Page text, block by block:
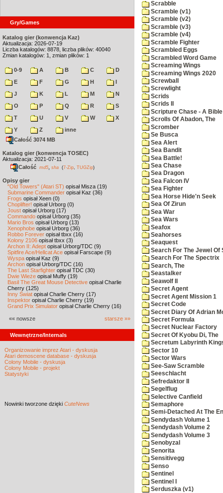
Gry/Games
Katalog gier (konwencja Kaz)
Aktualizacja: 2026-07-19
Liczba katalogów: 8878, liczba plików: 40040
Zmian katalogów: 1, zmian plików: 1
0-9 A B C
D
E
F G H
I
J
K L M
N
O
P Q R
S
T
U V W
X
Y
Z
inne
Całość 3074 MB
Katalog gier (konwencja TOSEC)
Aktualizacja: 2021-07-11
Całość md5 sha (7-Zip TUGZip)
Opisy gier
"Old Towers" (Atari ST) opisał Misza (19)
Submarine Commander opisał Kaz (36)
Frogs opisał Xeen (0)
Choplifter! opisał Urborg (0)
Joust opisał Urborg (17)
Commando opisał Urborg (35)
Mario Bros opisał Urborg (13)
Xenophobe opisał Urborg (36)
Robbo Forever opisał tbxx (16)
Kolony 2106 opisał tbxx (3)
Archon II: Adept opisał Urborg/TDC (9)
Spitfire Ace/Hellcat Ace opisał Farscape (9)
Wyspa opisał Kaz (9)
Archon opisał Urborg/TDC (16)
The Last Starfighter opisał TDC (30)
Dwie Wieże opisał Muffy (19)
Basil The Great Mouse Detective opisał Charlie
Cherry (125)
Inny Świat opisał Charlie Cherry (17)
Inspektor opisał Charlie Cherry (19)
Grand Prix Simulator opisał Charlie Cherry (16)
«« nowsze starsze »»
Wewnętrzne/Internals
Organizowanie imprez Atari - dyskusja
Atari demoscene database - dyskusja
Colony Mobile - dyskusja
Colony Mobile - projekt
Statystyki
Nowinki tworzone dzięki CuteNews
Scrabble
Scramble (v1)
Scramble (v2)
Scramble (v3)
Scramble (v4)
Scramble Fighter
Scrambled Eggs
Scrambled Word Game
Screaming Wings
Screaming Wings 2020
Screwball
Screwlight
Scrids
Scrids II
Scripture Chase - A Bible
Scrolls Of Abadon, The
Scromber
Se Busca
Sea Alert
Sea Bandit
Sea Battle!
Sea Chase
Sea Dragon
Sea Falcon IV
Sea Fighter
Sea Horse Hide'n Seek
Sea Of Zirun
Sea War
Sea Wars
Seafox
Seahorses
Seaquest
Search For The Jewel Of
Search For The Spectrix
Search, The
Seastalker
Seawolf II
Secret Agent
Secret Agent Mission 1
Secret Code
Secret Diary Of Adrian
Secret Formula
Secret Nuclear Factory
Secret Of Kyobu Di, The
Secretum Labyrinth
Sector 10
Sector Wars
See-Saw Scramble
Seeschlacht
Sefredaktor II
Segelflug
Selective Canfield
Semaphore
Semi-Detached At The
Sendydash Volume 1
Sendydash Volume 2
Sendydash Volume 3
Senobyzal
Senorita
Sensitivegg
Senso
Sentinel
Sentinel I
Serduszka (v1)